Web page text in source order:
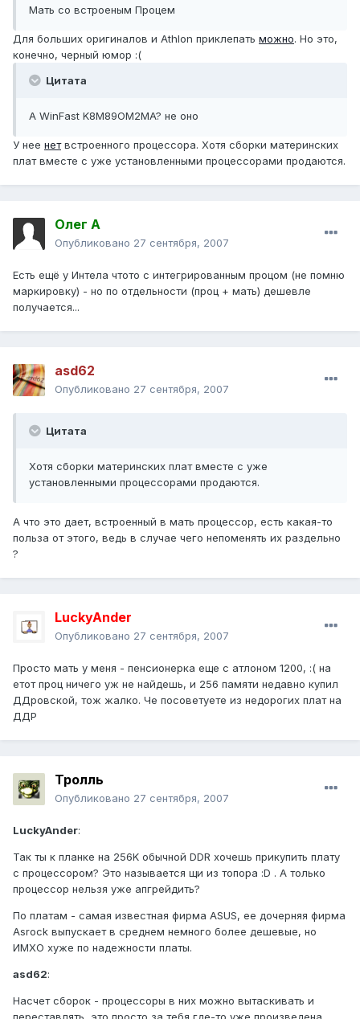
Мать со встроеным Процем
Для больших оригиналов и Athlon приклепать можно. Но это,
конечно, черный юмор :(
Цитата
А WinFast K8M89OM2MA? не оно
У нее нетвстроенного процессора. Хотя сборки материнских
плат вместе с уже установленными процессорами продаются.
Олег А
Опубликовано 27 сентября, 2007
Есть ещё у Интела чтото с интегрированным процом (не помню
маркировку) - но по отдельности (проц + мать) дешевле
получается...
asd62
Опубликовано 27 сентября, 2007
Цитата
Хотя сборки материнских плат вместе с уже
установленными процессорами продаются.
А что это дает, встроенный в мать процессор, есть какая-то
польза от этого, ведь в случае чего непоменять их раздельно
?
LuckyAnder
Опубликовано 27 сентября, 2007
Просто мать у меня - пенсионерка еще с атлоном 1200, :( на
етот проц ничего уж не найдешь, и 256 памяти недавно купил
ДДровской, тож жалко. Че посоветуете из недорогих плат на
ДДР
Тролль
Опубликовано 27 сентября, 2007
LuckyAnder:
Так ты к планке на 256K обычной DDR хочешь прикупить плату
с процессором? Это называется щи из топора :D . А только
процессор нельзя уже апгрейдить?
По платам - самая известная фирма ASUS, ее дочерняя фирма
Asrock выпускает в среднем немного более дешевые, но
ИМХО хуже по надежности платы.
asd62:
Насчет сборок - процессоры в них можно вытаскивать и